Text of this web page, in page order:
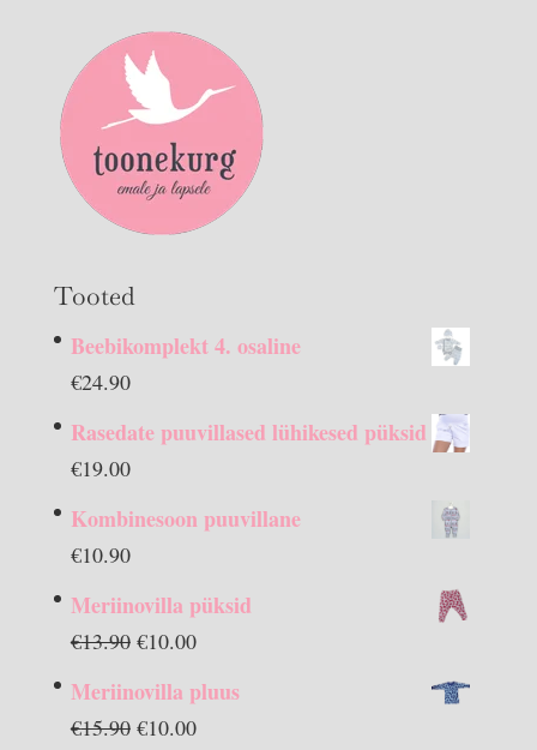
Tooted
Beebikomplekt 4. osaline
€24.90
Rasedate puuvillased lühikesed püksid
€19.00
Kombinesoon puuvillane
€10.90
Meriinovilla püksid
€13.90 Algne
€10.00Praegune
on:
Meriinovilla pluus
€15.90 Algne
€10.00Praegune